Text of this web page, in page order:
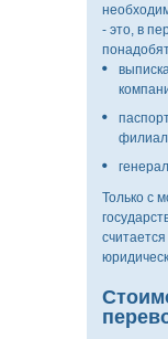
- это, в
Только с